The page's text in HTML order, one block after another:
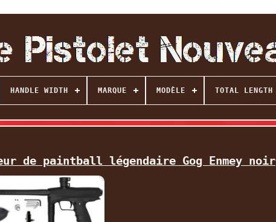
HANDLE WIDTH MARQUE MODÈLE TOTAL LENGTH
de paintball légendaire Gog Enmey noir